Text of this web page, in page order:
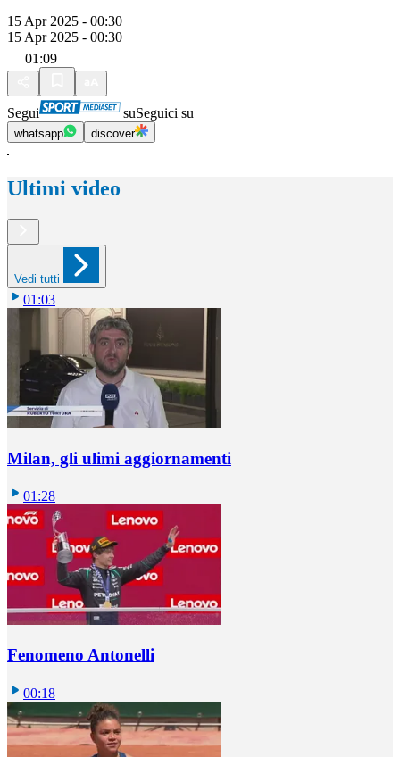
15 Apr 2025 - 00:30
15 Apr 2025 - 00:30
01:09
Segui suSeguici su
whatsapp discover
Ultimi video
Vedi tutti
01:03
Milan, gli ulimi aggiornamenti
01:28
Fenomeno Antonelli
00:18